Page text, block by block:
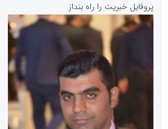
سازمان بورس و اوراق بهادار
مرجع اخبار موثق در بازارسرمایه
پروفایل خبریت را راه بنداز